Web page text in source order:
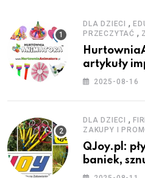
DLA DZIECI ,
PRZECZYTAĆ ,
artykuły
stroje i
2025-08-16
DLA DZIECI ,
ZAKUPY I
QJoy.pl:
baniek,
zestawy do